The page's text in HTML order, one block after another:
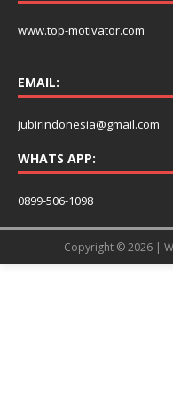
www.top-motivator.com
EMAIL:
jubirindonesia@gmail.com
WHATS APP:
0899-506-1098
Copyright © 2026 |